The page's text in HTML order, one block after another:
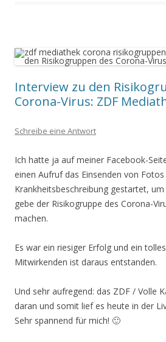
Interview zu den
Corona-Virus: ZDF
Schreibe eine Antwort
Ich hatte ja auf meiner Facebook-
einen Aufruf das Einsenden von
Krankheitsbeschreibung gestartet,
gebe der Risikogruppe des Corona-
machen.
Es war ein riesiger Erfolg und ein tolles
Mitwirkenden ist daraus entstanden.
Und sehr aufregend: das ZDF / Volle
daran und somit lief es heute in der
Sehr spannend für mich! 🙂